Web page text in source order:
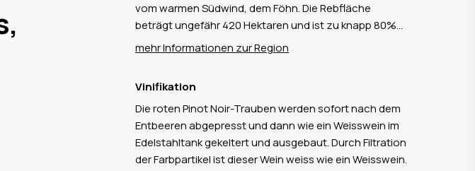
vom warmen Südwind, dem Föhn. Die Rebfläche
beträgt ungefähr 420 Hektaren und ist zu knapp 80%
mit roten Rebsorten bestockt, wovon Pinot Noir der
internationale Sorten mit Completer als weissem
Aushängeschild. Aufgrund der ausgezeichneten
Weinqualität und den klassischen Burgunder-Sorten
wird die Bündner Herrschaft als das Burgund der
Schweiz gelobt.
mehr Informationen zur Region
Vinifikation
Die roten Pinot Noir-Trauben werden sofort nach dem
Entbeeren abgepresst und dann wie ein Weisswein im
Edelstahltank gekeltert und ausgebaut. Durch Filtration
der Farbpartikel ist dieser Wein weiss wie ein Weisswein.